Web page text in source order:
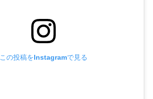
この投稿をInstagramで見る